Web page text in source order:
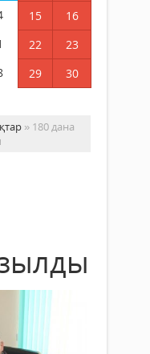
15
16
22
23
29
30
» 180 дана